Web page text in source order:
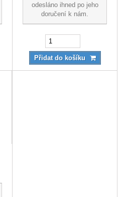
odesláno ihned po jeho
doručení k nám.
Přidat do košíku